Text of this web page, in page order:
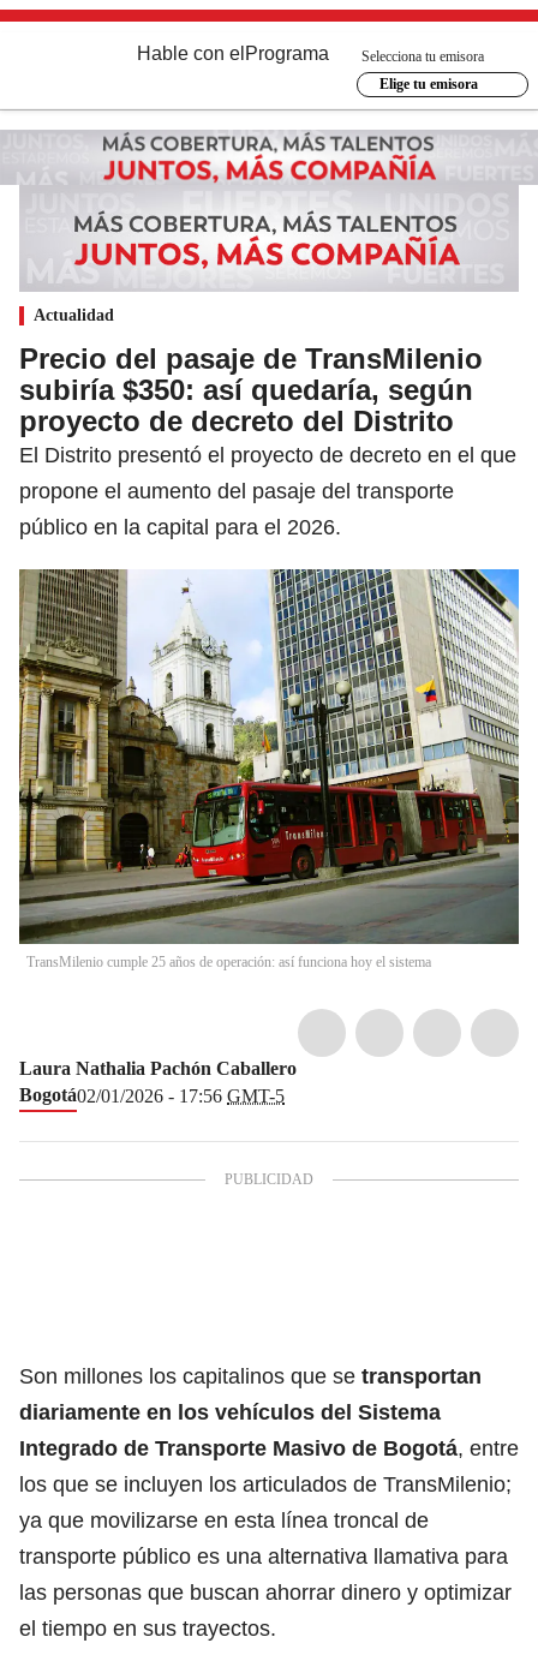
Hable con el Programa
Selecciona tu emisora
Elige tu emisora
Actualidad
Precio del pasaje de TransMilenio
subiría $350: así quedaría, según
proyecto de decreto del Distrito
El Distrito presentó el proyecto de decreto en el que
propone el aumento del pasaje del transporte
público en la capital para el 2026.
TransMilenio cumple 25 años de operación: así funciona hoy el sistema
Laura Nathalia Pachón Caballero
Bogotá02/01/2026 - 17:56 GMT-5
Son millones los capitalinos que se transportan
diariamente en los vehículos del Sistema
Integrado de Transporte Masivo de Bogotá, entre
los que se incluyen los articulados de TransMilenio;
ya que movilizarse en esta línea troncal de
transporte público es una alternativa llamativa para
las personas que buscan ahorrar dinero y optimizar
el tiempo en sus trayectos.